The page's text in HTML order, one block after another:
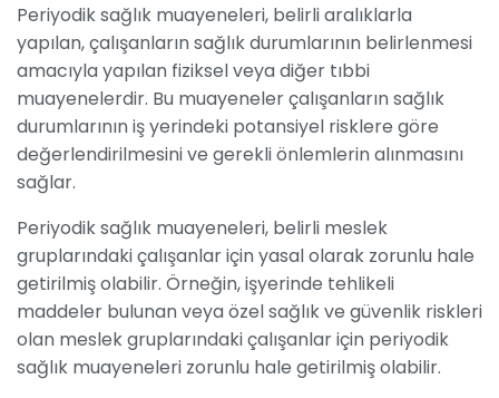
Periyodik sağlık muayeneleri, belirli aralıklarla
yapılan, çalışanların sağlık durumlarının belirlenmesi
amacıyla yapılan fiziksel veya diğer tıbbi
muayenelerdir. Bu muayeneler çalışanların sağlık
durumlarının iş yerindeki potansiyel risklere göre
değerlendirilmesini ve gerekli önlemlerin alınmasını
sağlar.
Periyodik sağlık muayeneleri, belirli meslek
gruplarındaki çalışanlar için yasal olarak zorunlu hale
getirilmiş olabilir. Örneğin, işyerinde tehlikeli
maddeler bulunan veya özel sağlık ve güvenlik riskleri
olan meslek gruplarındaki çalışanlar için periyodik
sağlık muayeneleri zorunlu hale getirilmiş olabilir.